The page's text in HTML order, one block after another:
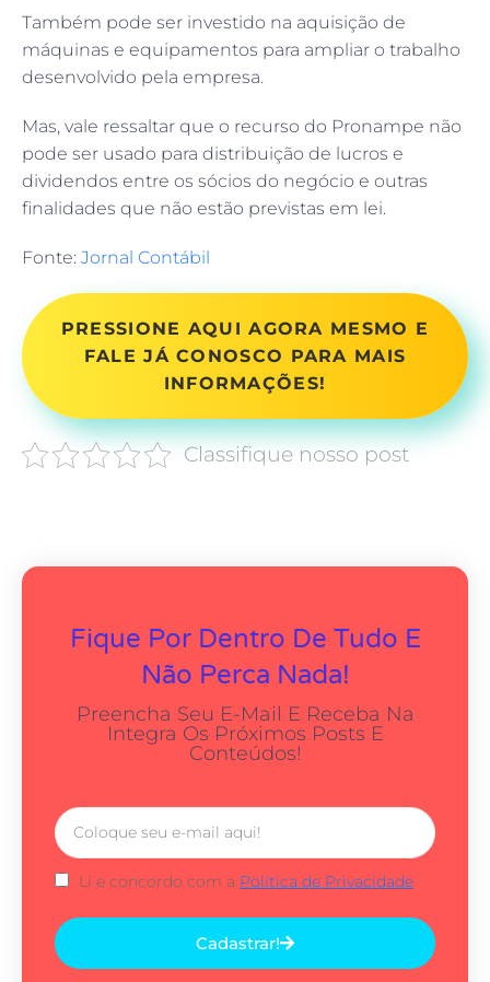
Também pode ser investido na aquisição de
máquinas e equipamentos para ampliar o trabalho
desenvolvido pela empresa.
Mas, vale ressaltar que o recurso do Pronampe não
pode ser usado para distribuição de lucros e
dividendos entre os sócios do negócio e outras
finalidades que não estão previstas em lei.
Fonte: Jornal Contábil
PRESSIONE AQUI AGORA MESMO E
FALE JÁ CONOSCO PARA MAIS
INFORMAÇÕES!
Classifique nosso post
Fique Por Dentro De Tudo E
Não Perca Nada!
Preencha Seu E-Mail E Receba Na
Integra Os Próximos Posts E
Conteúdos!
Li e concordo com a Política de Privacidade
Cadastrar!